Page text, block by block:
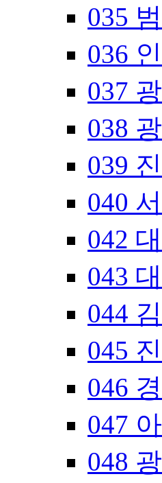
035
036
037
038
039
040
042
043
044
045
046
047
048